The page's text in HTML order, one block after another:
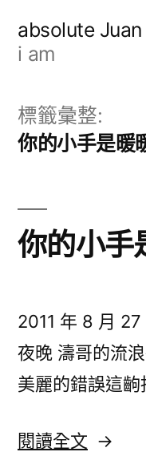
absolute Juan
i am
標籤彙整:
你的小手是暖
你的小手
2011 年 8 月
夜晚 濤哥的流
美麗的錯誤這
閱讀全文 〈你